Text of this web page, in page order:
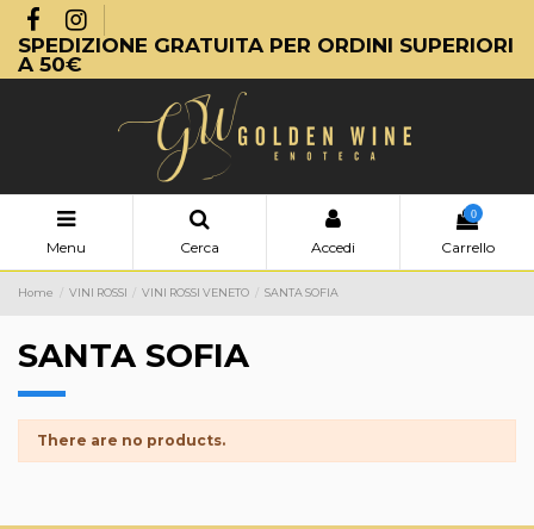
SPEDIZIONE GRATUITA PER ORDINI SUPERIORI
A 50€
Menu Cerca Accedi
0
Carrello
Home VINI ROSSI VINI ROSSI VENETO SANTA SOFIA
SANTA SOFIA
There are no products.